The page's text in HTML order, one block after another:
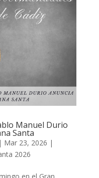
Manuel Durio
Santa
| Mar 23, 2026 |
2026